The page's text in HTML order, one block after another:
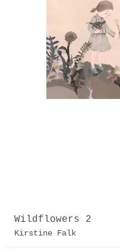
Wildflowers 2
Kirstine Falk